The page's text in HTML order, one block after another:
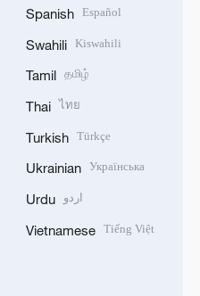
Spanish Español
Swahili Kiswahili
Tamil தமிழ்
Thai ไทย
Turkish Türkçe
Ukrainian Українська
Urdu اردو
Vietnamese Tiếng Việt